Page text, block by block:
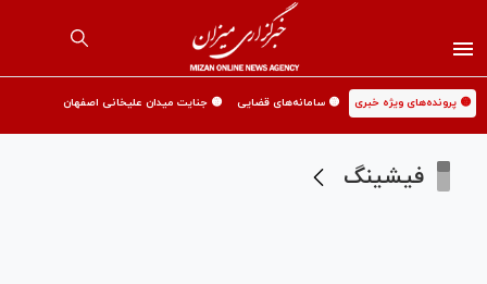
🟡 پرونده‌های ویژه خبری 🟡 سامانه‌های قضایی 🟡 جنایت میدان علیخانی اصفهان
فیشینگ